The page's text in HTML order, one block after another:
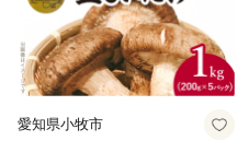
愛知県小牧市